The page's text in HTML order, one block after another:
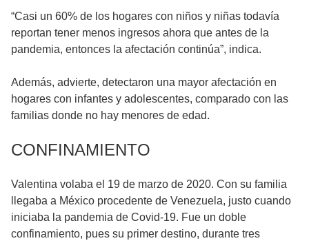
“Casi un 60% de los hogares con niños y niñas todavía
reportan tener menos ingresos ahora que antes de la
pandemia, entonces la afectación continúa”, indica.
Además, advierte, detectaron una mayor afectación en
hogares con infantes y adolescentes, comparado con las
familias donde no hay menores de edad.
CONFINAMIENTO
Valentina volaba el 19 de marzo de 2020. Con su familia
llegaba a México procedente de Venezuela, justo cuando
iniciaba la pandemia de Covid-19. Fue un doble
confinamiento, pues su primer destino, durante tres